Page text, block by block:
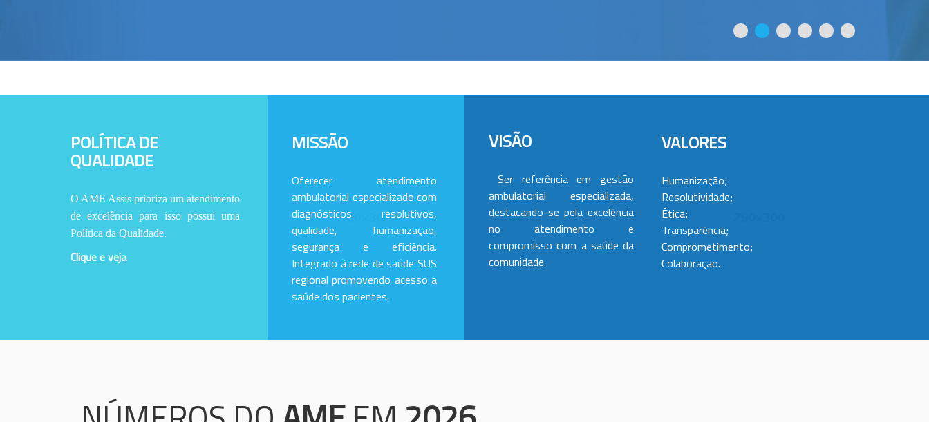
POLÍTICA DE
QUALIDADE
O AME Assis prioriza um atendimento
de excelência para isso possui uma
Política da Qualidade.
Clique e veja
MISSÃO
Oferecer atendimento
ambulatorial especializado com
diagnósticos resolutivos,
qualidade, humanização,
segurança e eficiência.
Integrado à rede de saúde SUS
regional promovendo acesso a
saúde dos pacientes.
VISÃO
Ser referência em gestão
ambulatorial especializada,
destacando-se pela excelência
no atendimento e
compromisso com a saúde da
comunidade.
VALORES
Humanização;
Resolutividade;
Ética;
Transparência;
Comprometimento;
Colaboração.